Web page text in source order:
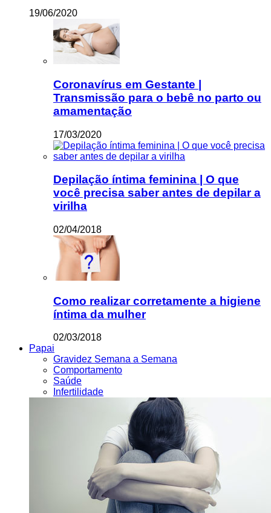
19/06/2020
Coronavírus em Gestante |
Transmissão para o bebê no parto ou
amamentação
17/03/2020
Depilação íntima feminina | O que
você precisa saber antes de depilar a
virilha
02/04/2018
Como realizar corretamente a higiene
íntima da mulher
02/03/2018
Papai
Gravidez Semana a Semana
Comportamento
Saúde
Infertilidade